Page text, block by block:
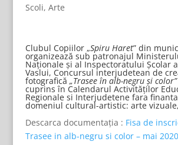
Scoli, Arte
Clubul Copiilor „Spiru Haret” din
organizează sub patronajul
Naţionale şi al Inspectoratului Şcolar
Vaslui, Concursul interjudetean de
fotografică „Trasee în alb-negru şi color”
cuprins în Calendarul Activităţilor
Regionale si Interjudetene fara
domeniul cultural-artistic: arte
Descarca documentația : Fisa de
Trasee in alb-negru si color – mai 2020